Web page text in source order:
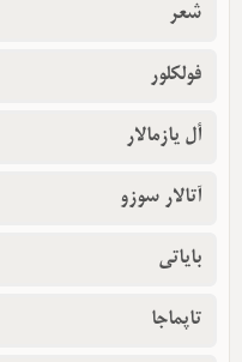
شعر
فولکلور
أل یازمالار
آتالار سوزو
بایاتی
تاپماجا